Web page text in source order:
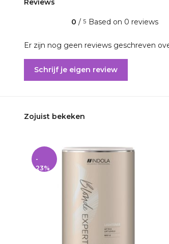
Reviews
0 / 5 Based on 0 reviews
Er zijn nog geen reviews geschreven
Schrijf je eigen review
Zojuist bekeken
-
23%